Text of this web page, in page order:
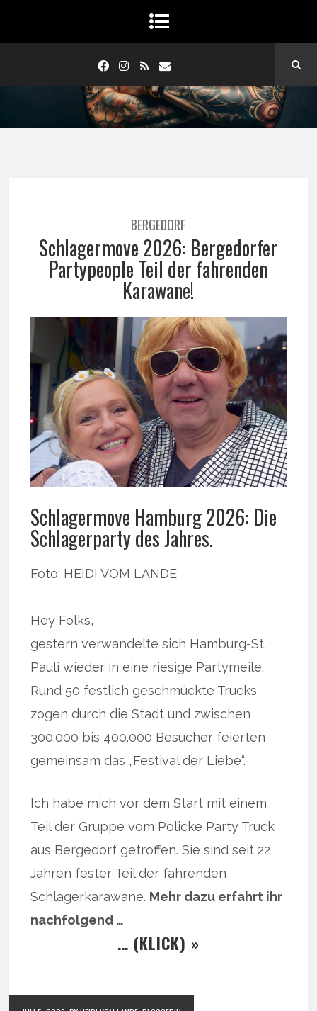
BERGEDORF
Schlagermove 2026: Bergedorfer
Partypeople Teil der fahrenden
Karawane!
Schlagermove Hamburg 2026: Die
Schlagerparty des Jahres.
Foto: HEIDI VOM LANDE
Hey Folks,
gestern verwandelte sich Hamburg-St.
Pauli wieder in eine riesige Partymeile.
Rund 50 festlich geschmückte Trucks
zogen durch die Stadt und zwischen
300.000 bis 400.000 Besucher feierten
gemeinsam das „Festival der Liebe“.
Ich habe mich vor dem Start mit einem
Teil der Gruppe vom Policke Party Truck
aus Bergedorf getroffen. Sie sind seit 22
Jahren fester Teil der fahrenden
Schlagerkarawane. Mehr dazu erfahrt ihr
nachfolgend …
… (KLICK) »